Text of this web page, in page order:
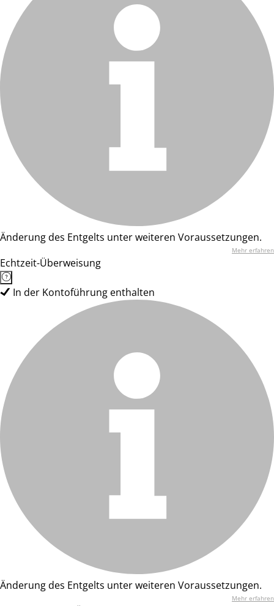
Änderung des Entgelts unter weiteren Voraussetzungen.
Mehr erfahren
Echtzeit-Überweisung
In der Kontoführung enthalten
Änderung des Entgelts unter weiteren Voraussetzungen.
Mehr erfahren